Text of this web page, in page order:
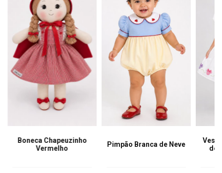
Boneca Chapeuzinho
Vermelho
Pimpão Branca de Neve
de